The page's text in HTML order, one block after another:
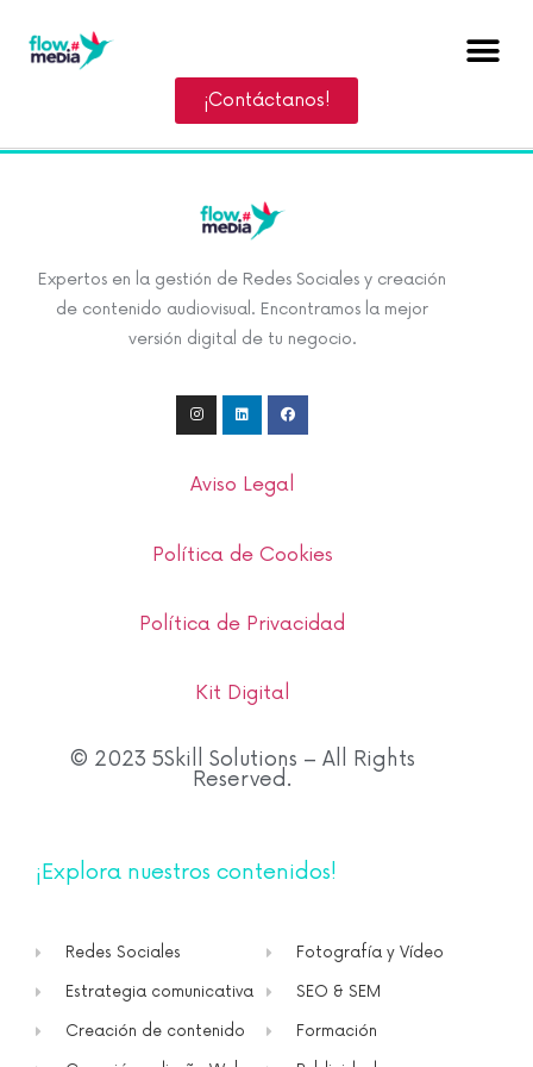
¡Contáctanos!
Expertos en la gestión de Redes Sociales y creación
de contenido audiovisual. Encontramos la mejor
versión digital de tu negocio.
Aviso Legal
Política de Cookies
Política de Privacidad
Kit Digital
© 2023 5Skill Solutions – All Rights
Reserved.
¡Explora nuestros contenidos!
Redes Sociales
Estrategia comunicativa
Creación de contenido
Fotografía y Vídeo
SEO & SEM
Formación